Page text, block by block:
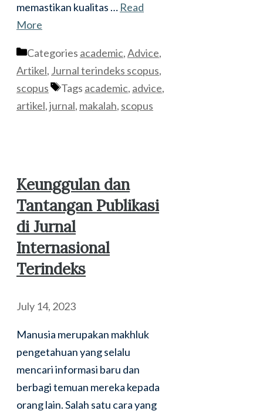
memastikan kualitas … Read
More
Categories academic,Advice,
Artikel, Jurnal terindeks scopus,
scopus
Tags academic, advice,
artikel,jurnal, makalah, scopus
Keunggulan dan
Tantangan Publikasi
di Jurnal
Internasional
Terindeks
July 14, 2023
Manusia merupakan makhluk
pengetahuan yang selalu
mencari informasi baru dan
berbagi temuan mereka kepada
orang lain. Salah satu cara yang